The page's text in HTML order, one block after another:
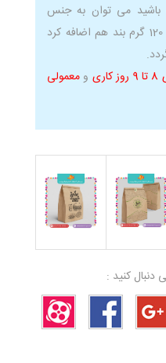
باشید می توان به جنس
کرافت 130 گرم و تحریر 120 گرم بند هم اضافه کرد
و معمولی
کنید :